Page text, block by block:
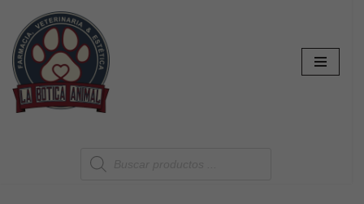
Saltar
al
contenido